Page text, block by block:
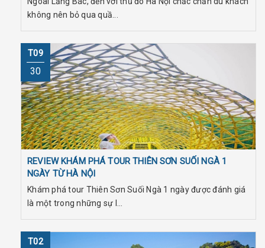
không nên bỏ qua quầ...
T09
30
REVIEW KHÁM PHÁ TOUR THIÊN SƠN SUỐI NGÀ 1
NGÀY TỪ HÀ NỘI
Khám phá tour Thiên Sơn Suối Ngà 1 ngày được đánh giá
là một trong những sự l...
T02